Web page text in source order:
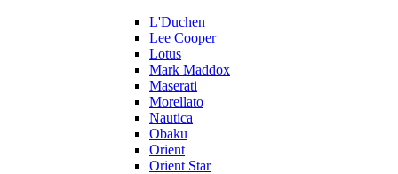
L'Duchen
Lee Cooper
Lotus
Mark Maddox
Maserati
Morellato
Nautica
Obaku
Orient
Orient Star